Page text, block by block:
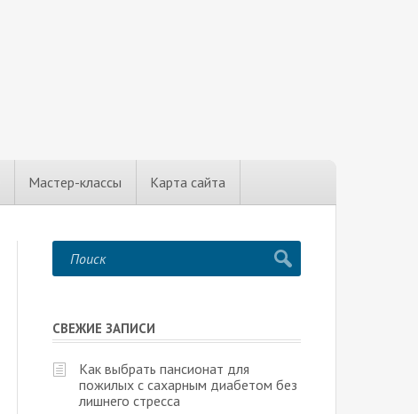
Мастер-классы Карта сайта
СВЕЖИЕ ЗАПИСИ
Как выбрать пансионат для
пожилых с сахарным диабетом без
лишнего стресса